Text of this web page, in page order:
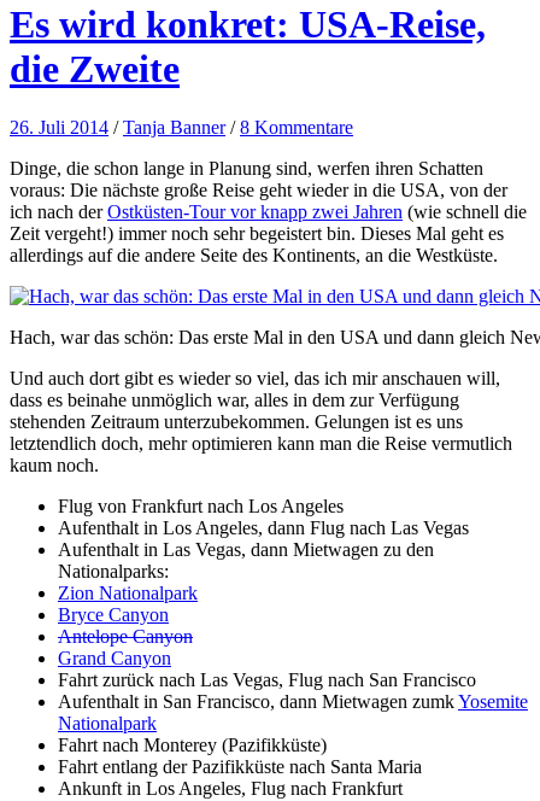
Es wird konkret: USA-Reise,
die Zweite
26. Juli 2014 /Tanja Banner /8 Kommentare
Dinge, die schon lange in Planung sind, werfen ihren Schatten
voraus: Die nächste große Reise geht wieder in die USA, von der
ich nach derOstküsten-Tour vor knapp zwei Jahren (wie schnell die
Zeit vergeht!) immer noch sehr begeistert bin. Dieses Mal geht es
allerdings auf die andere Seite des Kontinents, an die Westküste.
Hach, war das schön: Das erste Mal in den USA und dann gleich
Und auch dort gibt es wieder so viel, das ich mir anschauen will,
dass es beinahe unmöglich war, alles in dem zur Verfügung
stehenden Zeitraum unterzubekommen. Gelungen ist es uns
letztendlich doch, mehr optimieren kann man die Reise vermutlich
kaum noch.
Flug von Frankfurt nach Los Angeles
Aufenthalt in Los Angeles, dann Flug nach Las Vegas
Aufenthalt in Las Vegas, dann Mietwagen zu den
Nationalparks:
Zion Nationalpark
Bryce Canyon
Antelope Canyon
Grand Canyon
Fahrt zurück nach Las Vegas, Flug nach San Francisco
Aufenthalt in San Francisco, dann Mietwagen zumkYosemite
Nationalpark
Fahrt nach Monterey (Pazifikküste)
Fahrt entlang der Pazifikküste nach Santa Maria
Ankunft in Los Angeles, Flug nach Frankfurt